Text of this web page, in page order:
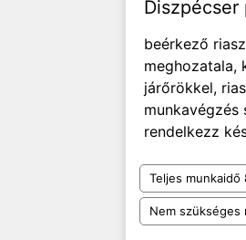
beérkező
meghozatala,
járőrökkel,
munkavégzés
rendelkezz
Teljes munkaidő
Nem szükséges